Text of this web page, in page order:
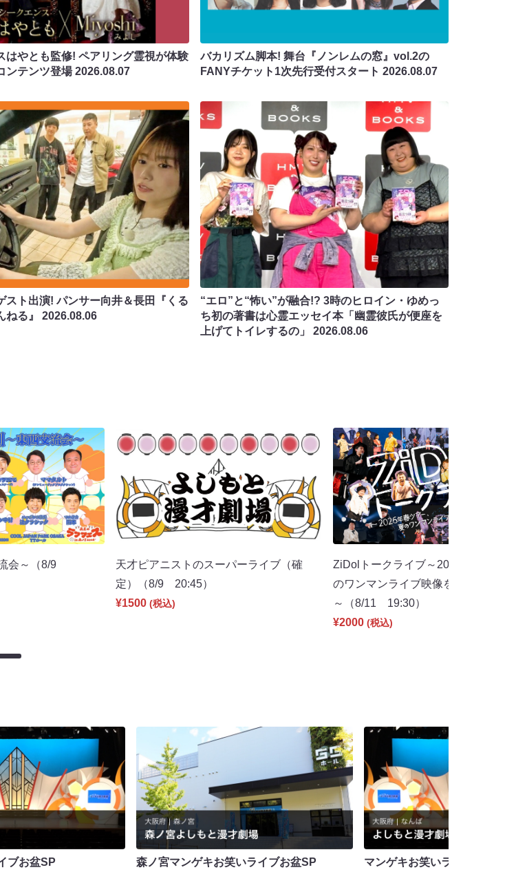
はやとも監修! ペアリング霊視が体験
ンテンツ登場2026.08.07
バカリズム脚本! 舞台『ノンレムの窓』vol.2の
FANYチケット1次先行受付スタート 2026.08.07
スト出演! パンサー向井＆長田『くる
ねる』2026.08.06
“エロ”と“怖い”が融合!? 3時のヒロイン・ゆめっ
ち初の著書は心霊エッセイ本「幽霊彼氏が便座を
上げてトイレするの」 2026.08.06
会～（8/9
天才ピアニストのスーパーライブ（確
定）（8/9 20:45）
¥1500 (税込)
ZiDolトークライブ～2026年春ツアー
のワンマンライブ映像を見ながら喋ろ
～（8/11 19:30）
¥2000 (税込)
ブお盆SP 森ノ宮マンゲキお笑いライブお盆SP マンゲキお笑いライブお盆SP